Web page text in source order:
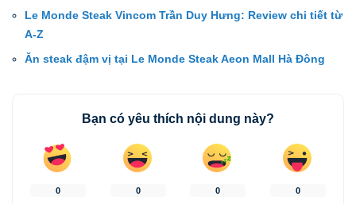
Le Monde Steak Vincom Trần Duy Hưng: Review chi tiết từ
A-Z
Ăn steak đậm vị tại Le Monde Steak Aeon Mall Hà Đông
Bạn có yêu thích nội dung này?
0 0 0 0